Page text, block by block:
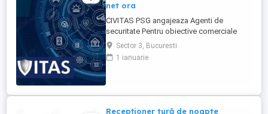
net ora
CIVITAS PSG angajeaza Agenti de
securitate Pentru obiective comerciale
(magazine de haine din mall-urile din
Bucuresti) CONTACT: apel la numarul din
anunt Locatia: Park Lake, metrou Dristor
Garantam Salariu, program, ...
Sector 3, Bucuresti
1 ianuarie
Recepționer tură de noapte